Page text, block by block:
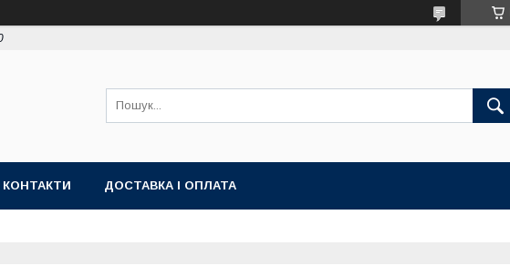
КОНТАКТИ ДОСТАВКА І ОПЛАТА